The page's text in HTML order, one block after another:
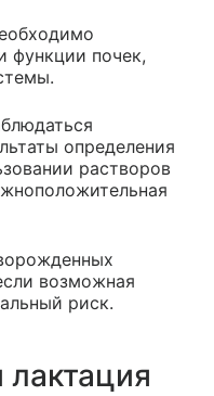
функции почек,
определения
растворов
возможная
риск.
лактация